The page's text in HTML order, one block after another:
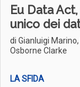
Eu Data
unico dei
di Gianluigi
Osborne Clarke
LA SFIDA